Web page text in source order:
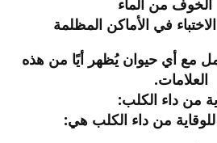
في الأماكن المظلمة
مع أي حيوان يُظهر أيًا من هذه
العلامات.
من داء الكلب:
من داء الكلب هي: